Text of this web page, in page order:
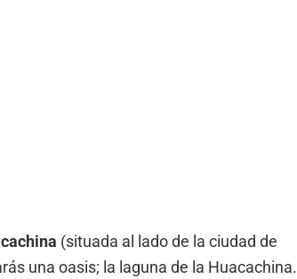
(situada al lado de la ciudad de
una oasis; la laguna de la Huacachina.